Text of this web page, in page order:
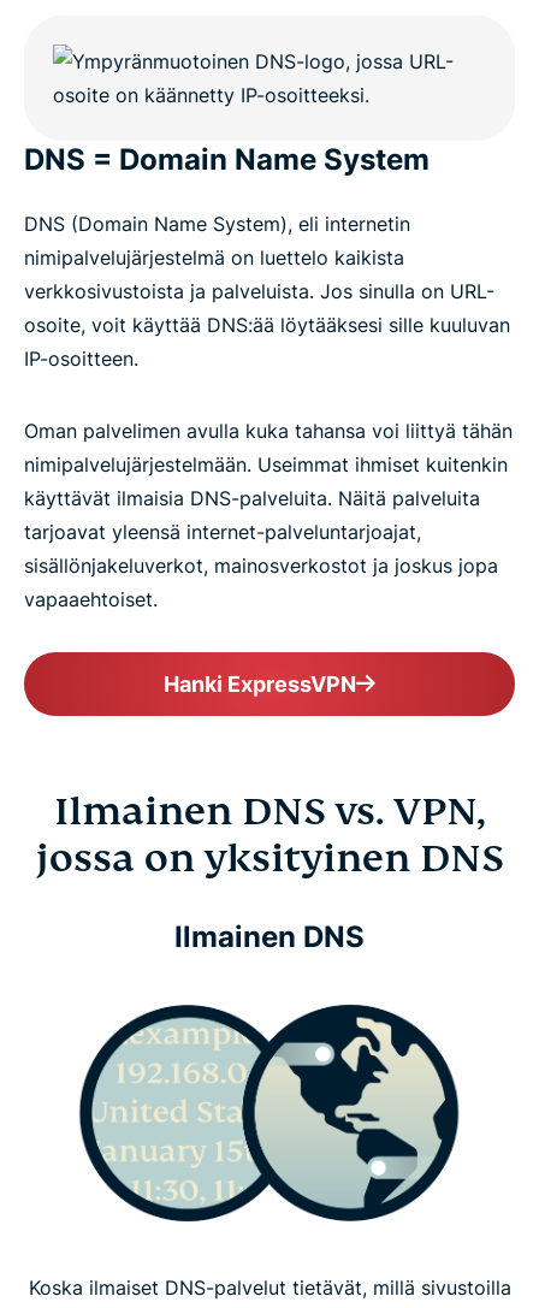
DNS = Domain Name System
DNS (Domain Name System), eli internetin
nimipalvelujärjestelmä on luettelo kaikista
verkkosivustoista ja palveluista. Jos sinulla on URL-
osoite, voit käyttää DNS:ää löytääksesi sille kuuluvan
IP-osoitteen.
Oman palvelimen avulla kuka tahansa voi liittyä tähän
nimipalvelujärjestelmään. Useimmat ihmiset kuitenkin
käyttävät ilmaisia DNS-palveluita. Näitä palveluita
tarjoavat yleensä internet-palveluntarjoajat,
sisällönjakeluverkot, mainosverkostot ja joskus jopa
vapaaehtoiset.
Hanki ExpressVPN
Ilmainen DNS vs. VPN,
jossa on yksityinen DNS
Ilmainen DNS
Koska ilmaiset DNS-palvelut tietävät, millä sivustoilla